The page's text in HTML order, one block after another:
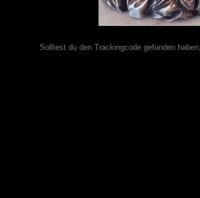
Solltest du den Trackingcode gefunden